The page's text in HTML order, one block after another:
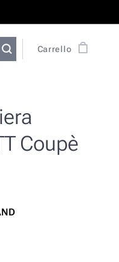
Carrello
Coupè